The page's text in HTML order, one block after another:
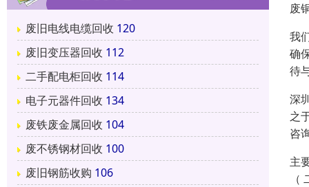
废旧电线电缆回收 120
废旧变压器回收 112
二手配电柜回收 114
电子元器件回收 134
废铁废金属回收 104
废不锈钢材回收 100
废旧钢筋收购 106
废
我
确
待
深
之
咨
主